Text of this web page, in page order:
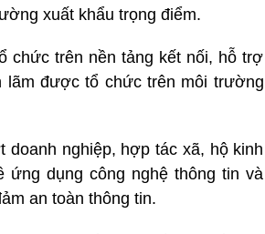
xuất khẩu trọng điểm.
chức trên nền tảng kết nối, hỗ trợ
lãm được tổ chức trên môi trường
nghiệp, hợp tác xã, hộ kinh
dụng công nghệ thông tin và
an toàn thông tin.